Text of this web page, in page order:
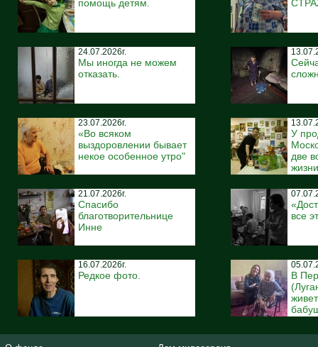
помощь детям.
24.07.2026г.
Мы иногда не можем
отказать.
23.07.2026г.
«Во всяком
выздоровлении бывает
некое особенное утро"
21.07.2026г.
Спасибо
благотворительнице
Инне
16.07.2026г.
Редкое фото.
У
две
жизни
все
В